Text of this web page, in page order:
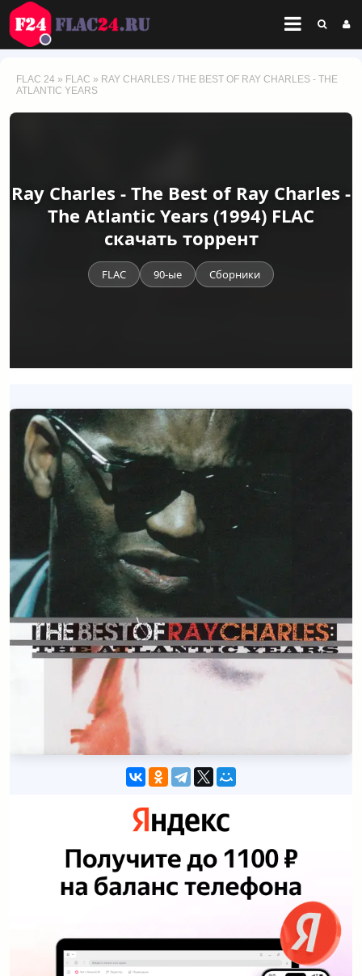
FLAC 24 » FLAC » RAY CHARLES / THE BEST OF RAY CHARLES - THE
ATLANTIC YEARS
Ray Charles - The Best of Ray Charles -
The Atlantic Years (1994) FLAC
скачать торрент
FLAC 90-ые Сборники